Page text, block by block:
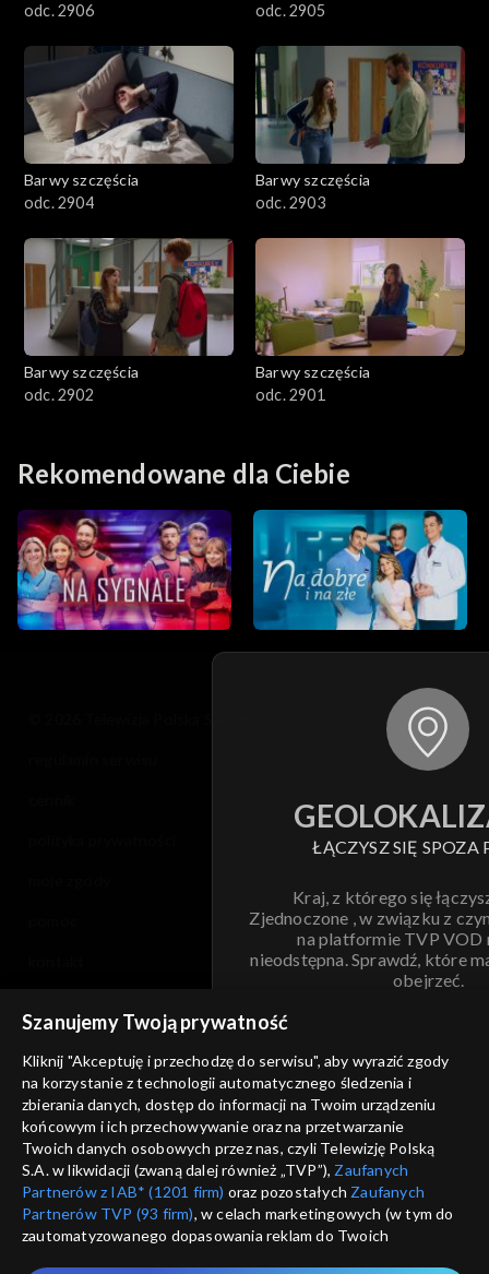
odc. 2906
odc. 2905
Barwy szczęścia
odc. 2904
Barwy szczęścia
odc. 2903
Barwy szczęścia
odc. 2902
Barwy szczęścia
odc. 2901
Rekomendowane dla Ciebie
ŁĄCZYSZ SIĘ SPOZA
Kraj, z którego się
Zjednoczone , w związku z
na platformie TVP VOD
nieodstępna. Sprawdź, które
obejrzeć.
ANULUJ
informacje o dostawcy usług
Szanujemy Twoją prywatność
Kliknij "Akceptuję i przechodzę do serwisu", aby wyrazić zgody
na korzystanie z technologii automatycznego śledzenia i
zbierania danych, dostęp do informacji na Twoim urządzeniu
końcowym i ich przechowywanie oraz na przetwarzanie
Twoich danych osobowych przez nas, czyli Telewizję Polską
S.A. w likwidacji (zwaną dalej również „TVP”), Zaufanych
Partnerów z IAB* (1201 firm) oraz pozostałych Zaufanych
Partnerów TVP (93 firm), w celach marketingowych (w tym do
zautomatyzowanego dopasowania reklam do Twoich